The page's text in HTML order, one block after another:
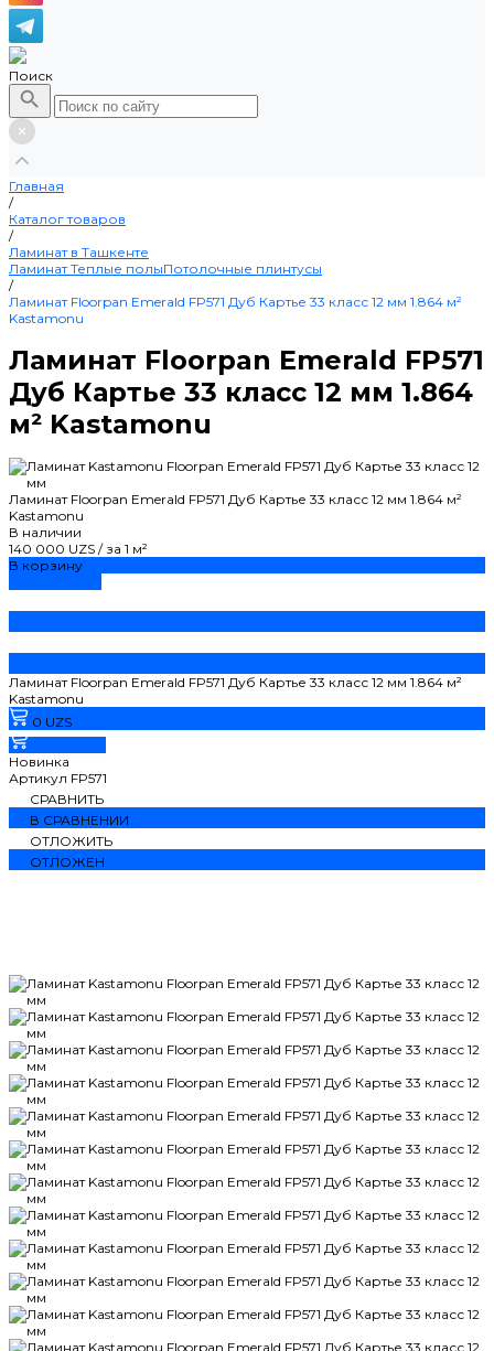
Поиск
Главная
/
Каталог товаров
/
Ламинат в Ташкенте
ЛаминатТеплые полыПотолочные плинтусы
/
Ламинат Floorpan Emerald FP571 Дуб Картье 33 класс 12 мм 1.864 м²
Kastamonu
Ламинат Floorpan Emerald FP571
Дуб Картье 33 класс 12 мм 1.864
м² Kastamonu
Ламинат Floorpan Emerald FP571 Дуб Картье 33 класс 12 мм 1.864 м²
Kastamonu
В наличии
140 000 UZS / за 1 м²
В корзину
Ламинат Floorpan Emerald FP571 Дуб Картье 33 класс 12 мм 1.864 м²
Kastamonu
0 UZS
Новинка
Артикул FP571
СРАВНИТЬ
В СРАВНЕНИИ
ОТЛОЖИТЬ
ОТЛОЖЕН